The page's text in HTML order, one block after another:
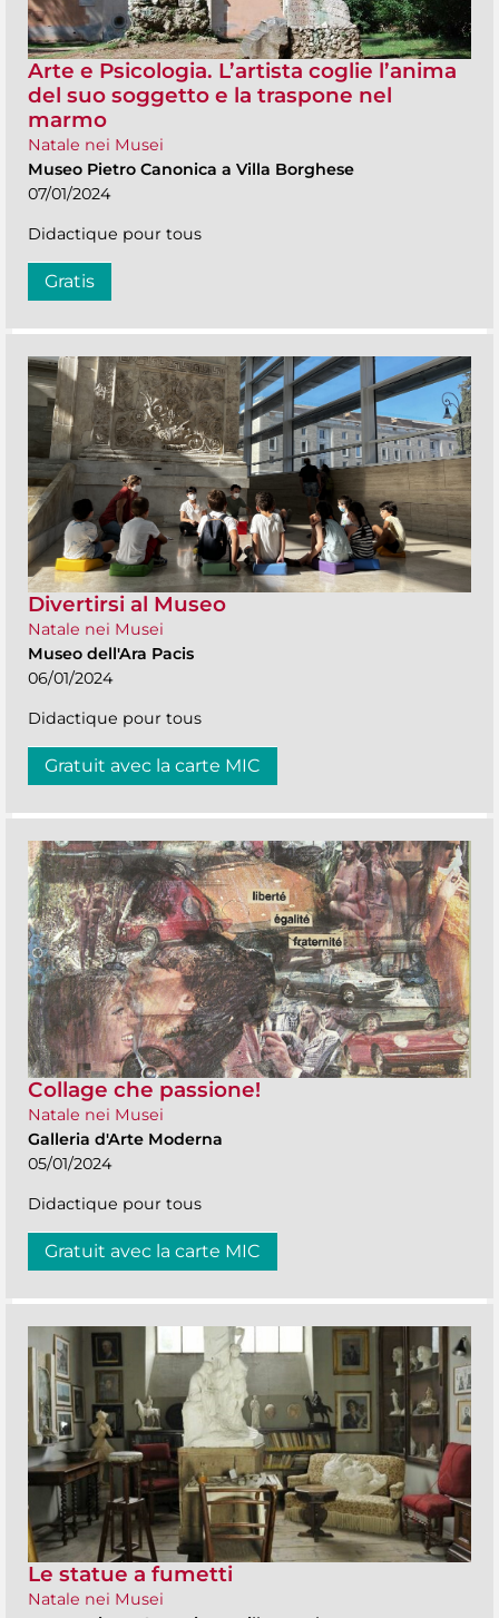
Arte e Psicologia. L’artista coglie l’anima
del suo soggetto e la traspone nel
marmo
Natale nei Musei
Museo Pietro Canonica a Villa Borghese
07/01/2024
Didactique pour tous
Gratis
Divertirsi al Museo
Natale nei Musei
Museo dell'Ara Pacis
06/01/2024
Didactique pour tous
Gratuit avec la carte MIC
Collage che passione!
Natale nei Musei
Galleria d'Arte Moderna
05/01/2024
Didactique pour tous
Gratuit avec la carte MIC
Le statue a fumetti
Natale nei Musei